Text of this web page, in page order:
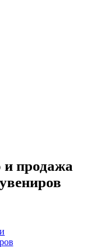
и продажа